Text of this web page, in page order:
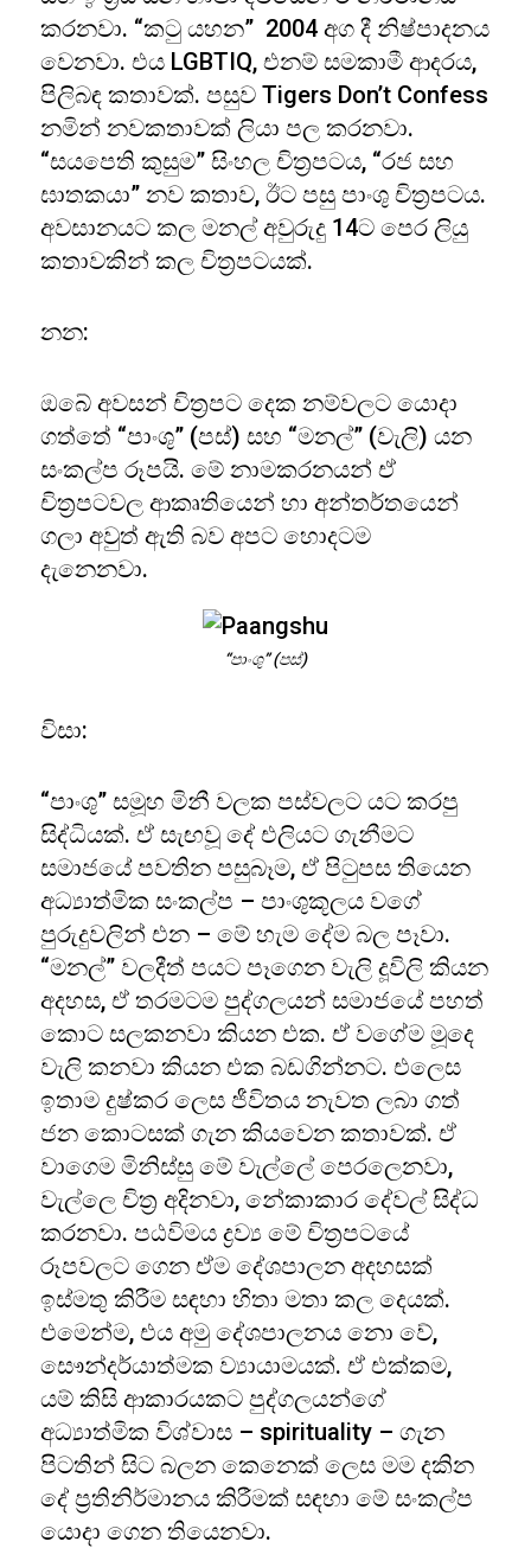
කරනවා. “කටු යහන” 2004 අග දී නිෂ්පාදනය
වෙනවා. එය LGBTIQ, එනම් සමකාමී ආදරය,
පිලිබඳ කතාවක්. පසුව Tigers Don’t Confess
නමින් නවකතාවක් ලියා පල කරනවා.
“සයපෙති කුසුම” සිංහල චිත්‍රපටය, “රජ සහ
ඝාතකයා” නව කතාව, ඊට පසු පාංශු චිත්‍රපටය.
අවසානයට කල මනල් අවුරුදු 14ට පෙර ලියු
කතාවකින් කල චිත්‍රපටයක්.
නන:
ඔබේ අවසන් චිත්‍රපට දෙක නම්වලට යොදා
ගත්තේ “පාංශු” (පස්) සහ “මනල්” (වැලි) යන
සංකල්ප රූපයි. මේ නාමකරනයන් ඒ
චිත්‍රපටවල ආකෘතියෙන් හා අන්තර්තයෙන්
ගලා අවුත් ඇති බව අපට හොදටම
දැනෙනවා.
“පාංශු” (පස්)
විසා:
“පාංශු” සමූහ මිනී වලක පස්වලට යට කරපු
සිද්ධියක්. ඒ සැඟවූ දේ එලියට ගැනීමට
සමාජයේ පවතින පසුබෑම, ඒ පිටුපස තියෙන
අධ්‍යාත්මික සංකල්ප – පාංශුකූලය වගේ
පුරුදුවලින් එන – මේ හැම දේම බල පෑවා.
“මනල්” වලදීත් පයට පෑගෙන වැලි දූවිලි කියන
අදහස, ඒ තරමටම පුද්ගලයන් සමාජයේ පහත්
කොට සලකනවා කියන එක. ඒ වගේම මූදෙ
වැලි කනවා කියන එක බඩගින්නට. එලෙස
ඉතාම දුෂ්කර ලෙස ජීවිතය නැවත ලබා ගත්
ජන කොටසක් ගැන කියවෙන කතාවක්. ඒ
වාගෙම මිනිස්සු මේ වැල්ලේ පෙරලෙනවා,
වැල්ලෙ චිත්‍ර අදිනවා, නේකාකාර දේවල් සිද්ධ
කරනවා. පඨවිමය ද්‍රව්‍ය මේ චිත්‍රපටයේ
රූපවලට ගෙන ඒම දේශපාලන අදහසක්
ඉස්මතු කිරීම සඳහා හිතා මතා කල දෙයක්.
එමෙන්ම, එය අමු දේශපාලනය නො වේ,
සෞන්දර්යාත්මක ව්‍යායාමයක්. ඒ එක්කම,
යම් කිසි ආකාරයකට පුද්ගලයන්ගේ
අධ්‍යාත්මික විශ්වාස – spirituality – ගැන
පිටතින් සිට බලන කෙනෙක් ලෙස මම දකින
දේ ප්‍රතිනිර්මානය කිරීමක් සඳහා මේ සංකල්ප
යොදා ගෙන තියෙනවා.